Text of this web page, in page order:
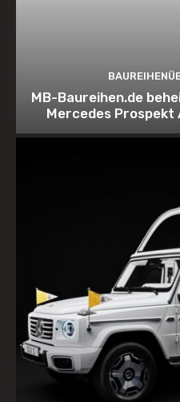
MB-Baureihen.de
Mercedes Prospekt